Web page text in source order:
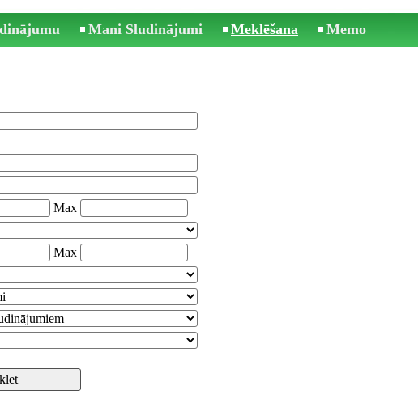
Mani Sludinājumi Meklēšana Memo
Max
Max